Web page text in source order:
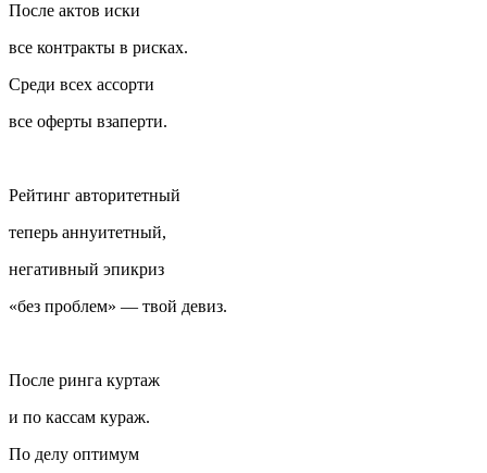
После актов иски
все контракты в рисках.
Среди всех ассорти
все оферты взаперти.
Рейтинг авторитетный
теперь аннуитетный,
негативный эпикриз
«без проблем» — твой девиз.
После ринга куртаж
и по кассам кураж.
По делу оптимум